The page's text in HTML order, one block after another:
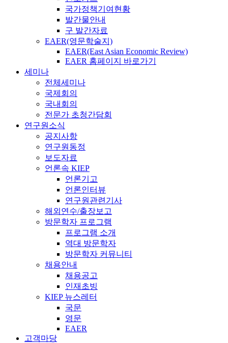
국가정책기여현황
발간물안내
구 발간자료
EAER(영문학술지)
EAER(East Asian Economic Review)
EAER 홈페이지 바로가기
세미나
전체세미나
국제회의
국내회의
전문가 초청간담회
연구원소식
공지사항
연구원동정
보도자료
언론속 KIEP
언론기고
언론인터뷰
연구원관련기사
해외연수/출장보고
방문학자 프로그램
프로그램 소개
역대 방문학자
방문학자 커뮤니티
채용안내
채용공고
인재초빙
KIEP 뉴스레터
국문
영문
EAER
고객마당